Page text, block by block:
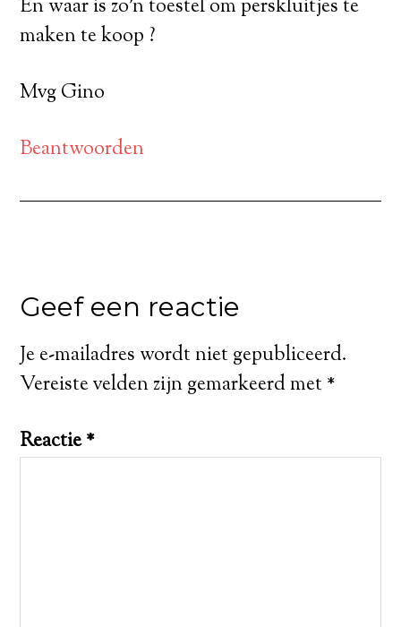
En waar is zo’n toestel om perskluitjes te
maken te koop ?
Mvg Gino
Beantwoorden
Geef een reactie
Je e-mailadres wordt niet gepubliceerd.
Vereiste velden zijn gemarkeerd met*
Reactie*